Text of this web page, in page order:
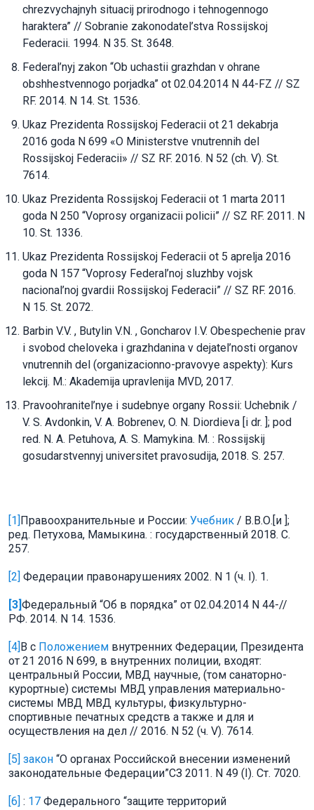
chrezvychajnyh situacij prirodnogo i tehnogennogo
haraktera” // Sobranie zakonodatel’stva Rossijskoj
Federacii. 1994. N 35. St. 3648.
Federal’nyj zakon “Ob uchastii grazhdan v ohrane
obshhestvennogo porjadka” ot 02.04.2014 N 44-FZ // SZ
RF. 2014. N 14. St. 1536.
Ukaz Prezidenta Rossijskoj Federacii ot 21 dekabrja
2016 goda N 699 «O Ministerstve vnutrennih del
Rossijskoj Federacii» // SZ RF. 2016. N 52 (ch. V). St.
7614.
Ukaz Prezidenta Rossijskoj Federacii ot 1 marta 2011
goda N 250 “Voprosy organizacii policii” // SZ RF. 2011. N
10. St. 1336.
Ukaz Prezidenta Rossijskoj Federacii ot 5 aprelja 2016
goda N 157 “Voprosy Federal’noj sluzhby vojsk
nacional’noj gvardii Rossijskoj Federacii” // SZ RF. 2016.
N 15. St. 2072.
Barbin V.V. , Butylin V.N. , Goncharov I.V. Obespechenie prav
i svobod cheloveka i grazhdanina v dejatel’nosti organov
vnutrennih del (organizacionno-pravovye aspekty): Kurs
lekcij. M.: Akademija upravlenija MVD, 2017.
Pravoohranitel’nye i sudebnye organy Rossii: Uchebnik /
V. S. Avdonkin, V. A. Bobrenev, O. N. Diordieva [i dr. ]; pod
red. N. A. Petuhova, A. S. Mamykina. M. : Rossijskij
gosudarstvennyj universitet pravosudija, 2018. S. 257.
[1]Правоохранительные и России: Учебник / В.В.О.[и ];
ред. Петухова, Мамыкина. : государственный 2018. С.
257.
[2] Федерации правонарушениях 2002. N 1 (ч. I). 1.
[3]Федеральный “Об в порядка” от 02.04.2014 N 44-//
РФ. 2014. N 14. 1536.
[4]В с Положением внутренних Федерации, Президента
от 21 2016 N 699, в внутренних полиции, входят:
центральный России, МВД научные, (том санаторно-
курортные) системы МВД управления материально-
системы МВД МВД культуры, физкультурно-
спортивные печатных средств а также и для и
осуществления на дел // 2016. N 52 (ч. V). 7614.
[5] закон “О органах Российской внесении изменений
законодательные Федерации”СЗ 2011. N 49 (I). Ст. 7020.
[6] : 17 Федерального “защите территорий